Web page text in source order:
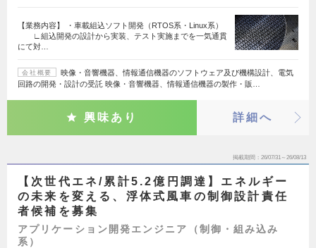
【業務内容】 ・車載組込ソフト開発（RTOS系・Linux系）
∟組込開発の設計から実装、テスト実施までを一気通貫
にて対…
会社概要
映像・音響機器、情報通信機器のソフトウェア及び機構設計、電気
回路の開発・設計の受託 映像・音響機器、情報通信機器の製作・販…
興味あり 詳細へ
掲載期間 26/07/31～26/08/13
【次世代エネ/累計5.2億円調達】エネルギー
の未来を変える、浮体式風車の制御設計責任
者候補を募集
アプリケーション開発エンジニア（制御・組み込み
系）